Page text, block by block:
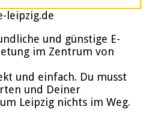
und günstige E-
im Zentrum von
und einfach. Du musst
und Deiner
Leipzig nichts im Weg.